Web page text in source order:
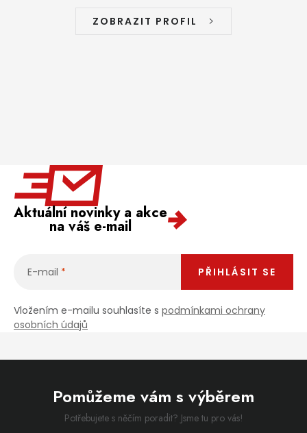
ZOBRAZIT PROFIL
Aktuální novinky a akce
na váš e-mail
E-mail
Vložením e-mailu souhlasíte s podmínkami ochrany
osobních údajů
PŘIHLÁSIT SE
Pomůžeme vám s výběrem
Potřebujete s něčím poradit? Jsme tu pro vás!